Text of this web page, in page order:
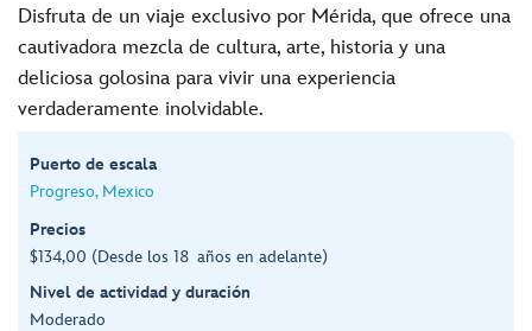
Disfruta de un viaje exclusivo por Mérida, que ofrece una
cautivadora mezcla de cultura, arte, historia y una
deliciosa golosina para vivir una experiencia
verdaderamente inolvidable.
Puerto de escala
Progreso, Mexico
Precios
$134,00 (Desde los 18 años en adelante)
Nivel de actividad y duración
Moderado